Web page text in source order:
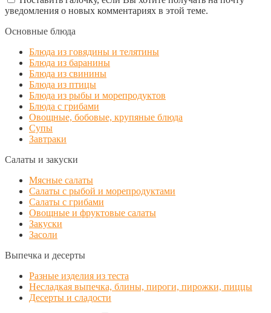
уведомления о новых комментариях в этой теме.
Основные блюда
Блюда из говядины и телятины
Блюда из баранины
Блюда из свинины
Блюда из птицы
Блюда из рыбы и морепродуктов
Блюда с грибами
Овощные, бобовые, крупяные блюда
Супы
Завтраки
Салаты и закуски
Мясные салаты
Салаты с рыбой и морепродуктами
Салаты с грибами
Овощные и фруктовые салаты
Закуски
Засоли
Выпечка и десерты
Разные изделия из теста
Несладкая выпечка, блины, пироги, пирожки, пиццы
Десерты и сладости